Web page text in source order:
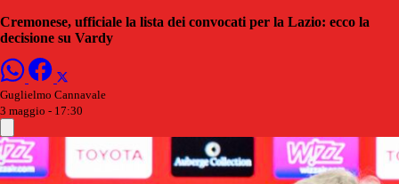
Cremonese, ufficiale la lista dei convocati per la Lazio: ecco la
decisione su Vardy
Guglielmo Cannavale
3 maggio - 17:30